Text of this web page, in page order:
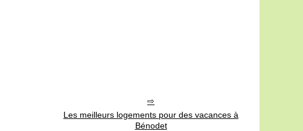
Les meilleurs logements pour des vacances à
Bénodet